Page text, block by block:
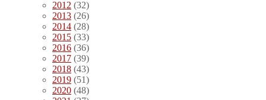
2012 (32)
2013 (26)
2014 (28)
2015 (33)
2016 (36)
2017 (39)
2018 (43)
2019 (51)
2020 (48)